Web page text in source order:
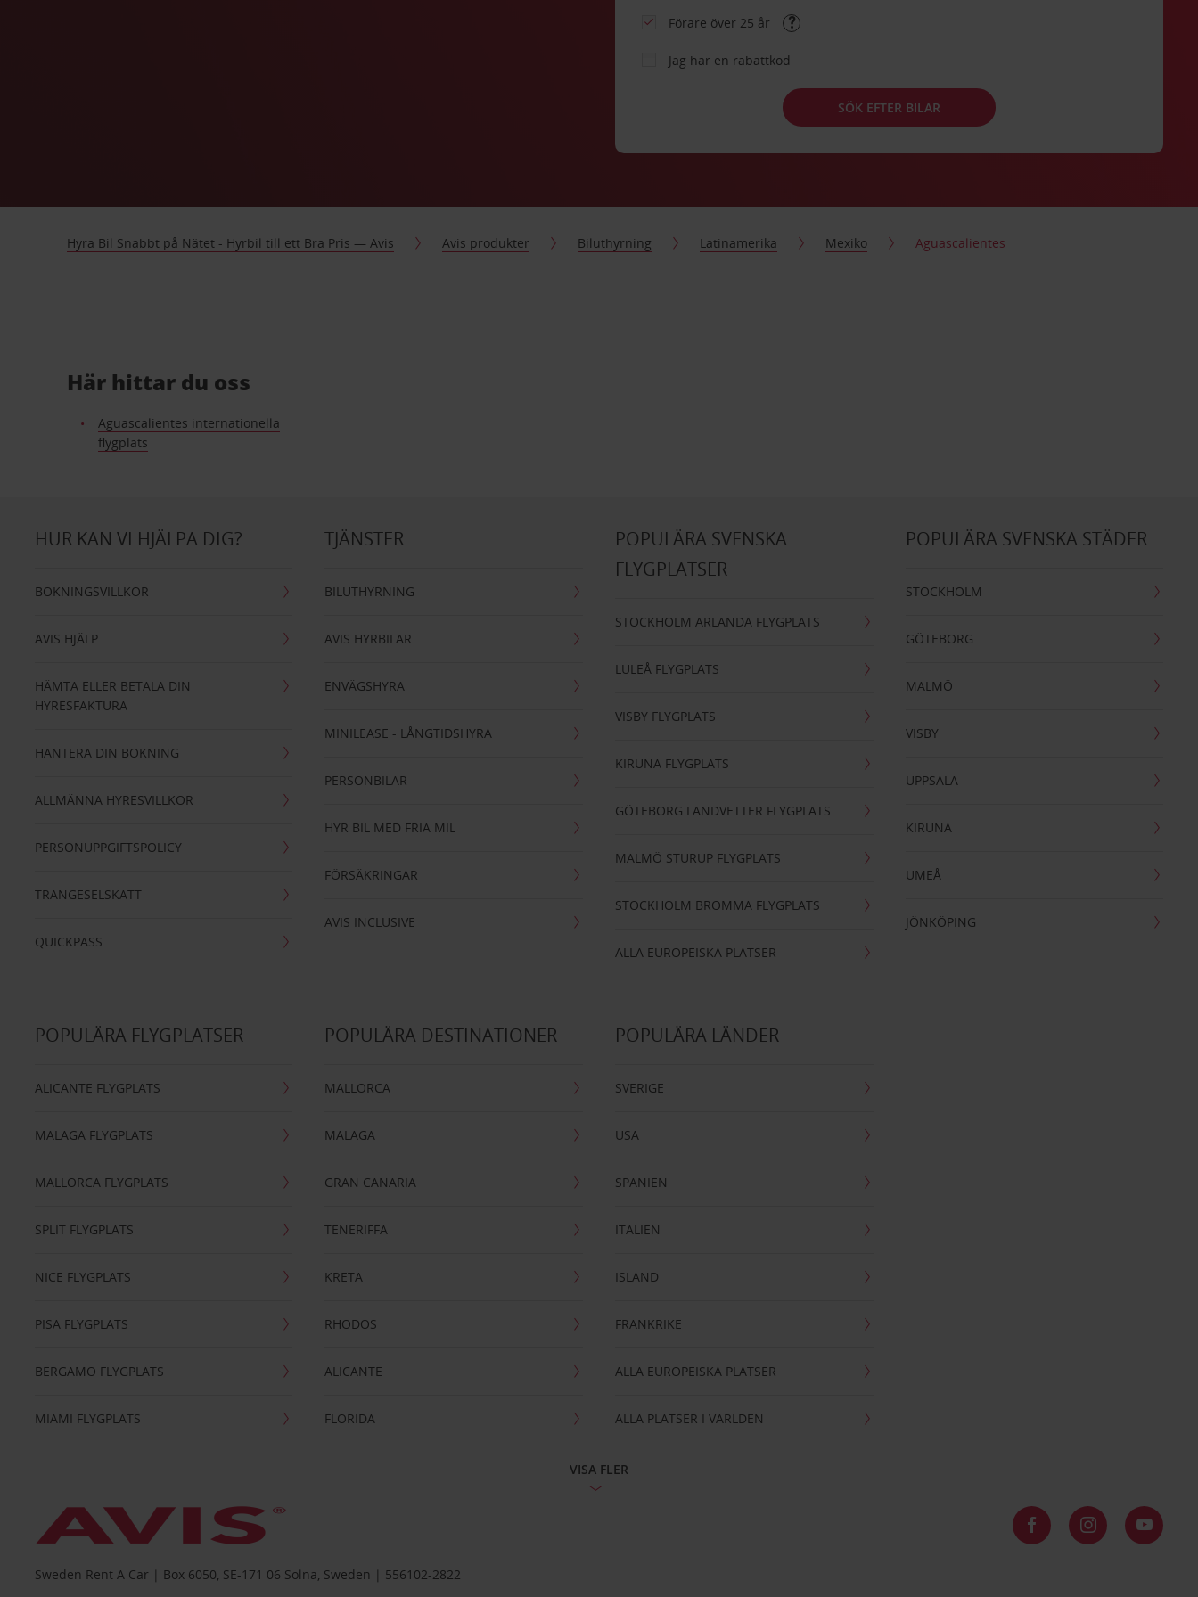
Förare över 25 år
Jag har en rabattkod
SÖK EFTER BILAR
Hyra Bil Snabbt på Nätet - Hyrbil till ett Bra Pris — Avis Avis produkter Biluthyrning Latinamerika Mexiko Aguascalientes
Här hittar du oss
Aguascalientes internationella
flygplats
HUR KAN VI HJÄLPA DIG?
BOKNINGSVILLKOR
AVIS HJÄLP
HÄMTA ELLER BETALA DIN
HYRESFAKTURA
HANTERA DIN BOKNING
ALLMÄNNA HYRESVILLKOR
PERSONUPPGIFTSPOLICY
TRÄNGESELSKATT
QUICKPASS
TJÄNSTER
BILUTHYRNING
AVIS HYRBILAR
ENVÄGSHYRA
MINILEASE - LÅNGTIDSHYRA
PERSONBILAR
HYR BIL MED FRIA MIL
FÖRSÄKRINGAR
AVIS INCLUSIVE
POPULÄRA SVENSKA
FLYGPLATSER
STOCKHOLM ARLANDA FLYGPLATS
LULEÅ FLYGPLATS
VISBY FLYGPLATS
KIRUNA FLYGPLATS
GÖTEBORG LANDVETTER FLYGPLATS
MALMÖ STURUP FLYGPLATS
STOCKHOLM BROMMA FLYGPLATS
ALLA EUROPEISKA PLATSER
POPULÄRA SVENSKA STÄDER
STOCKHOLM
GÖTEBORG
MALMÖ
VISBY
UPPSALA
KIRUNA
UMEÅ
JÖNKÖPING
POPULÄRA FLYGPLATSER
ALICANTE FLYGPLATS
MALAGA FLYGPLATS
MALLORCA FLYGPLATS
SPLIT FLYGPLATS
NICE FLYGPLATS
PISA FLYGPLATS
BERGAMO FLYGPLATS
MIAMI FLYGPLATS
POPULÄRA DESTINATIONER
MALLORCA
MALAGA
GRAN CANARIA
TENERIFFA
KRETA
RHODOS
ALICANTE
FLORIDA
POPULÄRA LÄNDER
SVERIGE
USA
SPANIEN
ITALIEN
ISLAND
FRANKRIKE
ALLA EUROPEISKA PLATSER
ALLA PLATSER I VÄRLDEN
VISA FLER
Sweden Rent A Car | Box 6050, SE-171 06 Solna, Sweden | 556102-2822